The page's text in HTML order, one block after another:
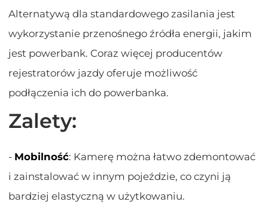
Alternatywą dla standardowego zasilania jest
wykorzystanie przenośnego źródła energii, jakim
jest powerbank. Coraz więcej producentów
rejestratorów jazdy oferuje możliwość
podłączenia ich do powerbanka.
Zalety:
- Mobilność: Kamerę można łatwo zdemontować
i zainstalować w innym pojeździe, co czyni ją
bardziej elastyczną w użytkowaniu.